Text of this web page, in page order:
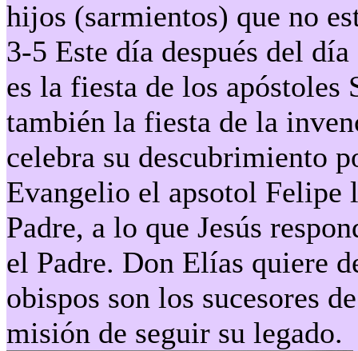
hijos (sarmientos) que no
3-5 Este día después del
es la fiesta de los
también la fiesta de la
celebra su descubrimiento
Evangelio el apsotol Felipe
Padre, a lo que Jesús
el Padre. Don Elías quiere
obispos son los sucesores
misión de seguir su legado.